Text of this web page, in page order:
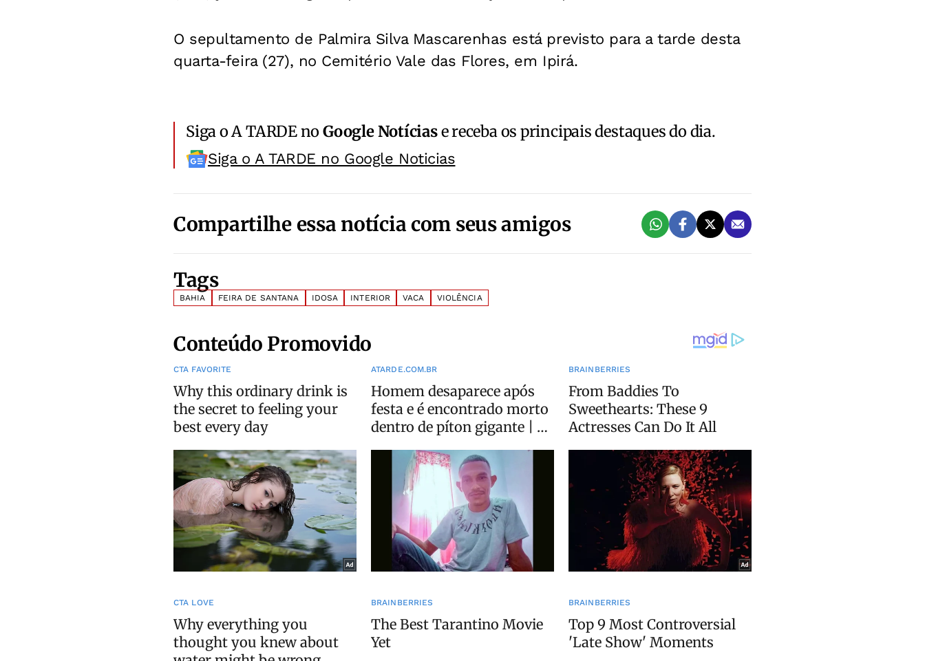
O sepultamento de Palmira Silva Mascarenhas está previsto para a tarde desta
quarta-feira (27), no Cemitério Vale das Flores, em Ipirá.
Siga o A TARDE noGoogle Notíciase receba os principais destaques do dia.
Siga o A TARDE no Google Noticias
Compartilhe essa notícia com seus amigos
Tags
BAHIA FEIRA DE SANTANA IDOSA INTERIOR VACA VIOLÊNCIA